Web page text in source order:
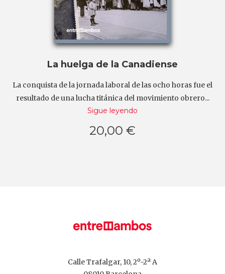
La huelga de la Canadiense
La conquista de la jornada laboral de las ocho horas fue el
resultado de una lucha titánica del movimiento obrero...
Sigue leyendo
20,00 €
Calle Trafalgar, 10, 2º-2ª A